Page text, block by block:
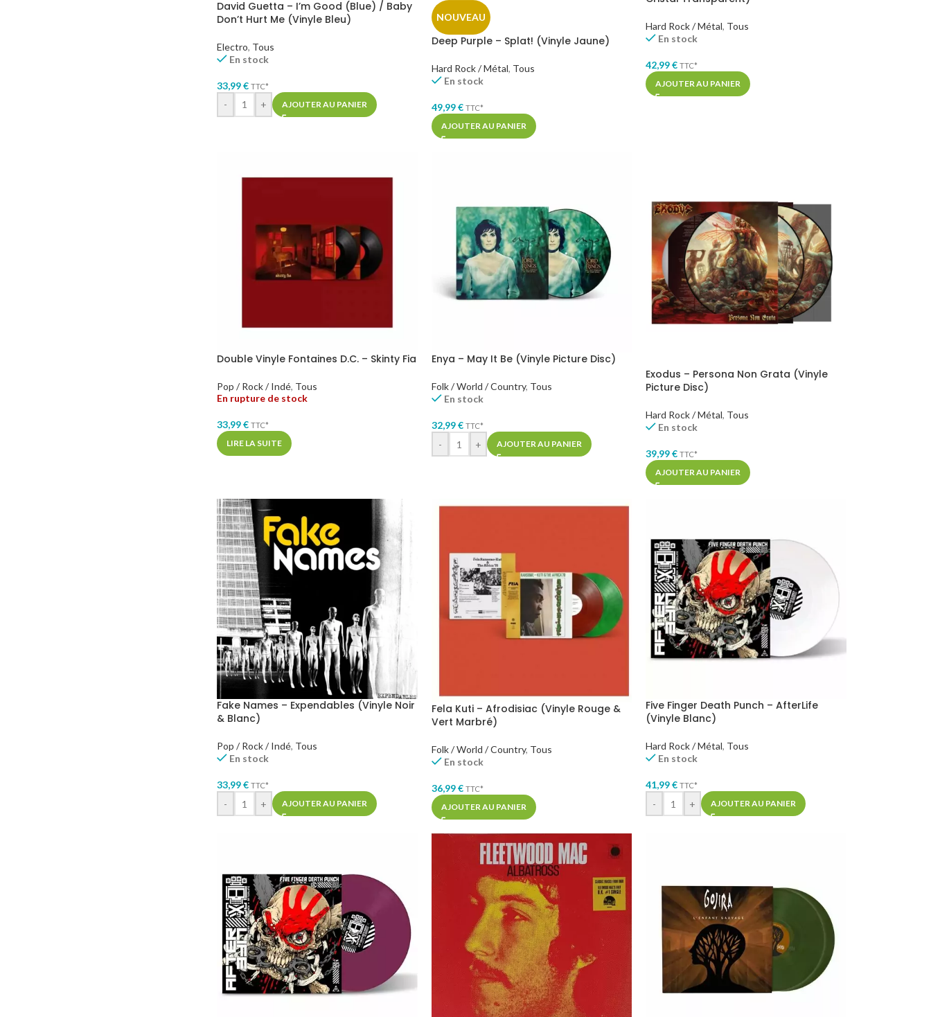
David Guetta – I’m Good (Blue) / Baby
Don’t Hurt Me (Vinyle Bleu)
Electro, Tous
En stock
33,99€ TTC*
- + AJOUTER AU PANIER
NOUVEAU
Deep Purple – Splat! (Vinyle Jaune)
Hard Rock / Métal, Tous
En stock
49,99€ TTC*
AJOUTER AU PANIER
Hard Rock / Métal, Tous
En stock
42,99€ TTC*
AJOUTER AU PANIER
Double Vinyle Fontaines D.C. – Skinty Fia
Pop / Rock / Indé, Tous
En rupture de stock
33,99€ TTC*
LIRE LA SUITE
Enya – May It Be (Vinyle Picture Disc)
Folk / World / Country, Tous
En stock
32,99€ TTC*
- + AJOUTER AU PANIER
Exodus – Persona Non Grata (Vinyle
Picture Disc)
Hard Rock / Métal, Tous
En stock
39,99€ TTC*
AJOUTER AU PANIER
Fake Names – Expendables (Vinyle Noir
& Blanc)
Pop / Rock / Indé, Tous
En stock
33,99€ TTC*
- + AJOUTER AU PANIER
Fela Kuti – Afrodisiac (Vinyle Rouge &
Vert Marbré)
Folk / World / Country, Tous
En stock
36,99€ TTC*
AJOUTER AU PANIER
Five Finger Death Punch – AfterLife
(Vinyle Blanc)
Hard Rock / Métal, Tous
En stock
41,99€ TTC*
- + AJOUTER AU PANIER